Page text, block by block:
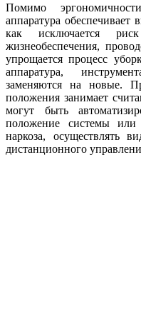
Помимо
аппаратура обеспечивает
как исключается
жизнеобеспечения,
упрощается процесс
аппаратура,
заменяются на новые.
положения занимает
могут быть
положение системы или
наркоза, осуществлять
дистанционного